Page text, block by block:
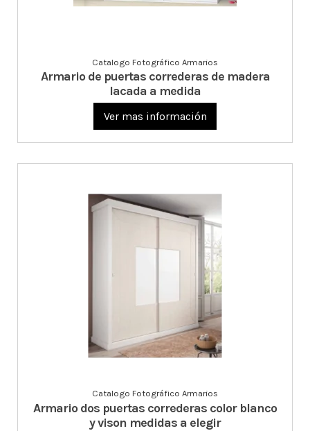
Catalogo Fotográfico Armarios
Armario de puertas correderas de madera
lacada a medida
Ver mas información
Catalogo Fotográfico Armarios
Armario dos puertas correderas color blanco
y vison medidas a elegir